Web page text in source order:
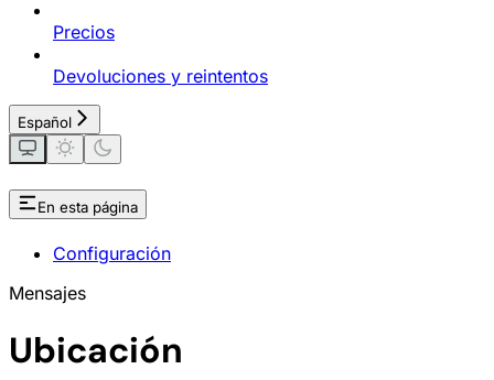
Precios
Devoluciones y reintentos
Español
En esta página
Configuración
Mensajes
Ubicación